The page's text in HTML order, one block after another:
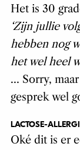
Het is 30
‘Zijn jullie
hebben nog
het wel heel
… Sorry,
gesprek wel
LACTOSE-
Oké dit is er